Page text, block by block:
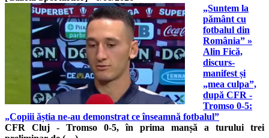
„Suntem la
pământ cu
fotbalul din
România” »
Alin Fică,
discurs-
manifest și
„mea culpa”,
după CFR -
Tromso 0-5:
„Copiii ăștia ne-au demonstrat ce înseamnă fotbalul”
CFR Cluj - Tromso 0-5, în prima manșă a turului trei